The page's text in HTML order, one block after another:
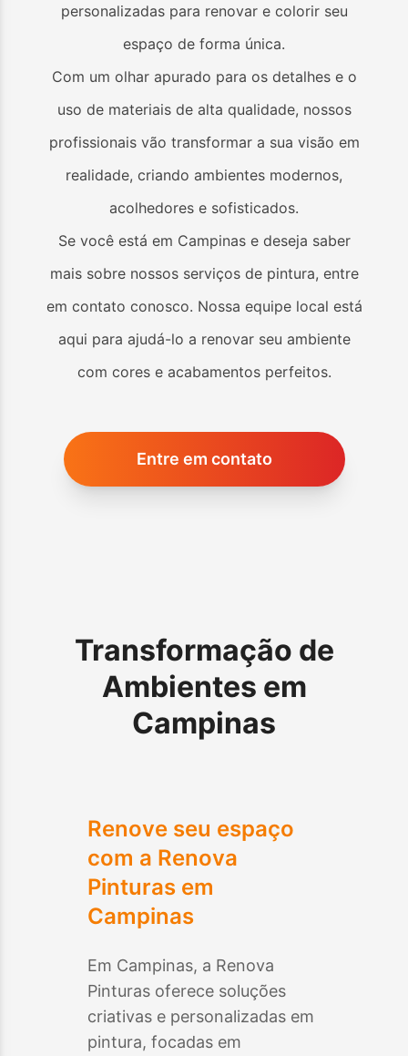
personalizadas para renovar e colorir seu
espaço de forma única.
Com um olhar apurado para os detalhes e o
uso de materiais de alta qualidade, nossos
profissionais vão transformar a sua visão em
realidade, criando ambientes modernos,
acolhedores e sofisticados.
Se você está em Campinase deseja saber
mais sobre nossos serviços de pintura, entre
em contato conosco. Nossa equipe local está
aqui para ajudá-lo a renovar seu ambiente
com cores e acabamentos perfeitos.
Entre em contato
Transformação de
Ambientes em
Campinas
Renove seu espaço
com a Renova
Pinturas em
Campinas
Em Campinas, a Renova
Pinturas oferece soluções
criativas e personalizadas em
pintura, focadas em